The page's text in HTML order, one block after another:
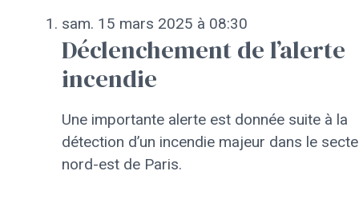
sam. 15 mars 2025 à 08:30
Déclenchement de l’alerte
incendie
Une importante alerte est donnée suite à la
détection d’un incendie majeur dans le
nord-est de Paris.